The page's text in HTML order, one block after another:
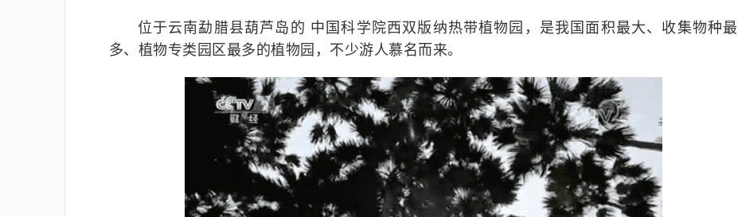
位于云南勐腊县葫芦岛的 中国科学院西双版纳热带植物园，是我国面积最大、收集物种最
多、植物专类园区最多的植物园，不少游人慕名而来。